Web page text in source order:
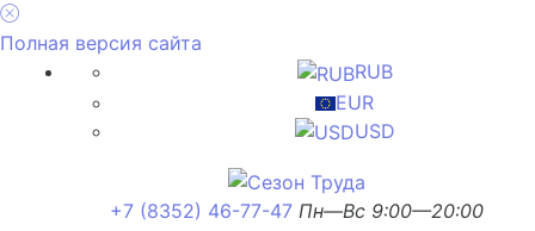
Полная версия сайта
RUB
EUR
USD
+7 (8352) 46-77-47 Пн—Вс 9:00—20:00